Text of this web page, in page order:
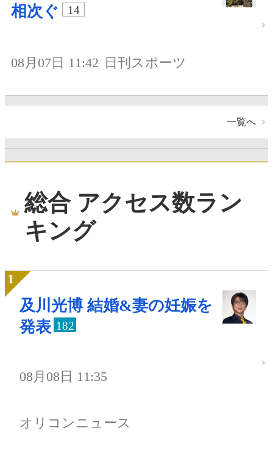
相次ぐ
14
08月07日 11:42 日刊スポーツ
一覧へ
総合 アクセス数ラン
キング
及川光博 結婚&妻の妊娠を
発表 182
08月08日 11:35
オリコンニュース